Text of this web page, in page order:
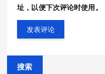
址，以便下次评论时使用。
搜索